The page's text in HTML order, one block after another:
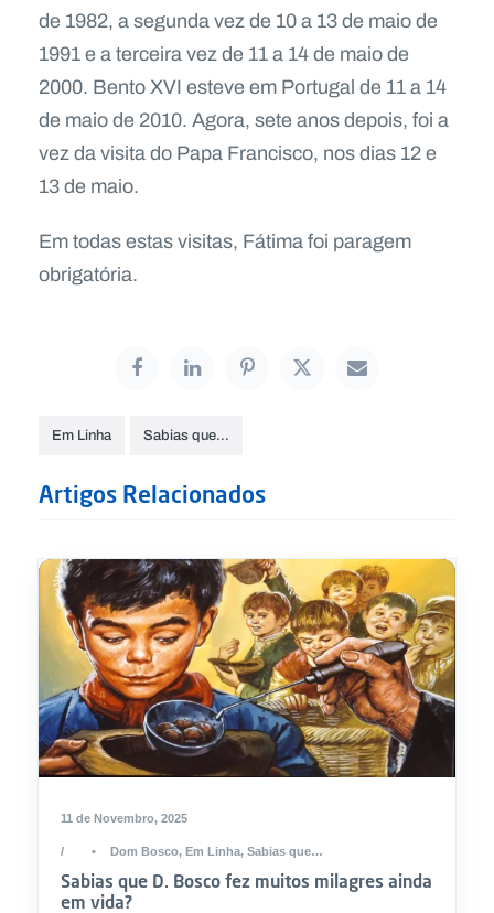
de 1982, a segunda vez de 10 a 13 de maio de
1991 e a terceira vez de 11 a 14 de maio de
2000. Bento XVI esteve em Portugal de 11 a 14
de maio de 2010. Agora, sete anos depois, foi a
vez da visita do Papa Francisco, nos dias 12 e
13 de maio.
Em todas estas visitas, Fátima foi paragem
obrigatória.
Em Linha Sabias que…
Artigos Relacionados
11 de Novembro, 2025
• Dom Bosco, Em Linha, Sabias que…
Sabias que D. Bosco fez muitos milagres ainda
em vida?